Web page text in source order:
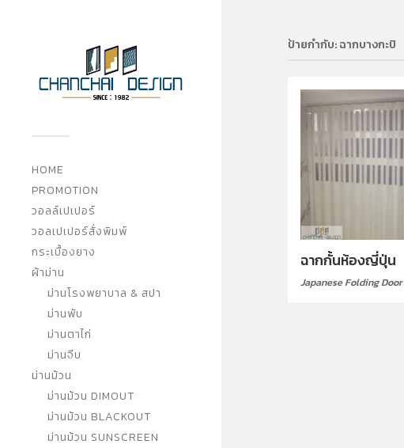
HOME
PROMOTION
วอลล์เปเปอร์
วอลเปเปอร์สั่งพิมพ์
กระเบื้องยาง
ผ้าม่าน
ม่านโรงพยาบาล & สปา
ม่านพับ
ม่านตาไก่
ม่านจีบ
ม่านม้วน
ม่านม้วน DIMOUT
ม่านม้วน BLACKOUT
ม่านม้วน SUNSCREEN
ป้ายกำกับ:ฉากบางกะปิ
ฉากกั้นห้องญี่ปุ่น
Japanese Folding Door